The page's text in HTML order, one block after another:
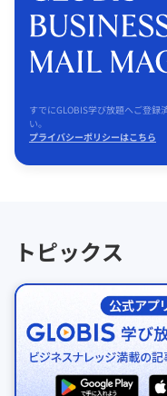
すでにGLOBIS学び放題へご登
い。
プライバシーポリシーはこちら
トピックス